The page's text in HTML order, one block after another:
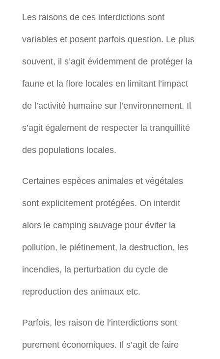
Les raisons de ces interdictions sont
variables et posent parfois question. Le plus
souvent, il s’agit évidemment de protéger la
faune et la flore locales en limitant l’impact
de l’activité humaine sur l’environnement. Il
s’agit également de respecter la tranquillité
des populations locales.
Certaines espèces animales et végétales
sont explicitement protégées. On interdit
alors le camping sauvage pour éviter la
pollution, le piétinement, la destruction, les
incendies, la perturbation du cycle de
reproduction des animaux etc.
Parfois, les raison de l’interdictions sont
purement économiques. Il s’agit de faire